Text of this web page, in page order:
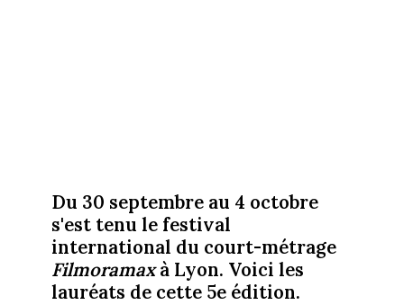
Du 30 septembre au 4 octobre
s'est tenu le festival
international du court-métrage
Filmoramaxà Lyon. Voici les
lauréats de cette 5e édition.